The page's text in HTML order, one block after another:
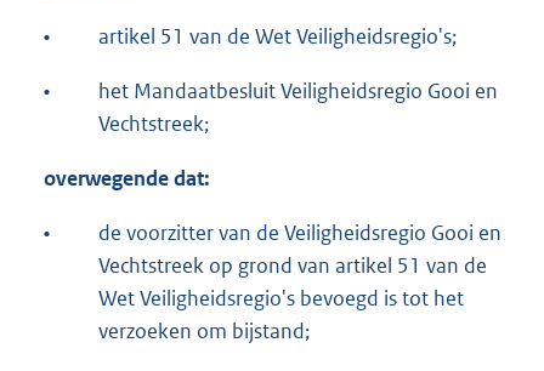
• artikel 51 van de Wet Veiligheidsregio's;
•
het Mandaatbesluit Veiligheidsregio Gooi en
Vechtstreek;
overwegende dat:
•
de voorzitter van de Veiligheidsregio Gooi en
Vechtstreek op grond van artikel 51 van de
Wet Veiligheidsregio's bevoegd is tot het
verzoeken om bijstand;